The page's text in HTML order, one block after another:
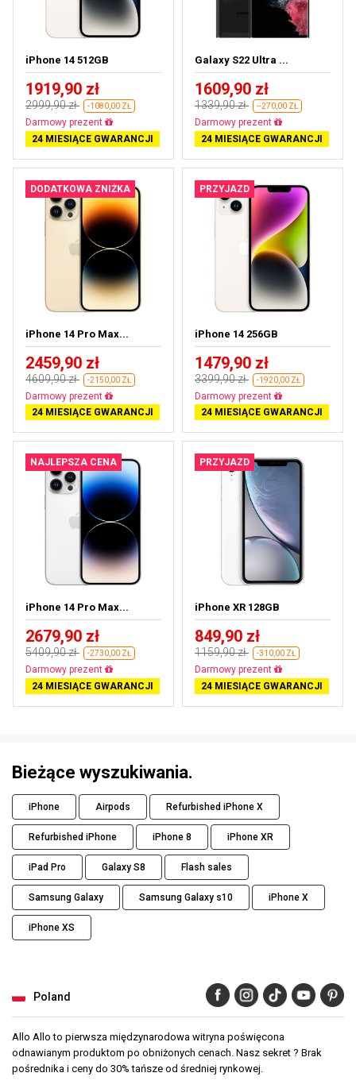
iPhone 14 512GB
1919,90 zł
2999,90 zł -1080,00 ZŁ
Darmowa dostawa
24 MIESIĄCE GWARANCJI
Galaxy S22 Ultra ...
1609,90 zł
1339,90 zł --270,00 ZŁ
Prawie wyprzedane
24 MIESIĄCE GWARANCJI
DODATKOWA ZNIŻKA
iPhone 14 Pro Max...
2459,90 zł
4609,90 zł -2150,00 ZŁ
Darmowa dostawa
24 MIESIĄCE GWARANCJI
PRZYJAZD
iPhone 14 256GB
1479,90 zł
3399,90 zł -1920,00 ZŁ
Darmowa dostawa
24 MIESIĄCE GWARANCJI
NAJLEPSZA CENA
iPhone 14 Pro Max...
2679,90 zł
5409,90 zł -2730,00 ZŁ
Darmowa dostawa
24 MIESIĄCE GWARANCJI
PRZYJAZD
iPhone XR 128GB
849,90 zł
1159,90 zł -310,00 ZŁ
Darmowa dostawa
24 MIESIĄCE GWARANCJI
Bieżące wyszukiwania.
iPhone Airpods Refurbished iPhone X
Refurbished iPhone iPhone 8 iPhone XR
iPad Pro Galaxy S8 Flash sales
Samsung Galaxy Samsung Galaxy s10 iPhone X
iPhone XS
Poland
Allo Allo to pierwsza międzynarodowa witryna poświęcona
odnawianym produktom po obniżonych cenach. Nasz sekret ? Brak
pośrednika i ceny do 30% tańsze od średniej rynkowej.